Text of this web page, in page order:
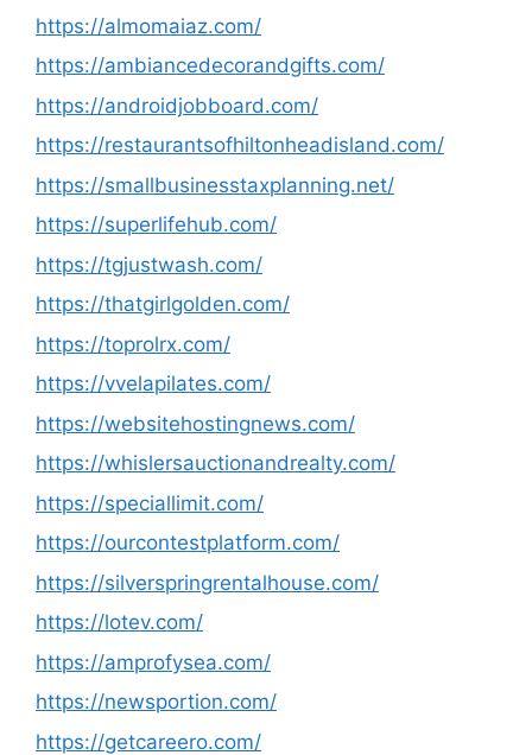
https://almomaiaz.com/
https://ambiancedecorandgifts.com/
https://androidjobboard.com/
https://restaurantsofhiltonheadisland.com/
https://smallbusinesstaxplanning.net/
https://superlifehub.com/
https://tgjustwash.com/
https://thatgirlgolden.com/
https://toprolrx.com/
https://vvelapilates.com/
https://websitehostingnews.com/
https://whislersauctionandrealty.com/
https://speciallimit.com/
https://ourcontestplatform.com/
https://silverspringrentalhouse.com/
https://lotev.com/
https://amprofysea.com/
https://newsportion.com/
https://getcareero.com/